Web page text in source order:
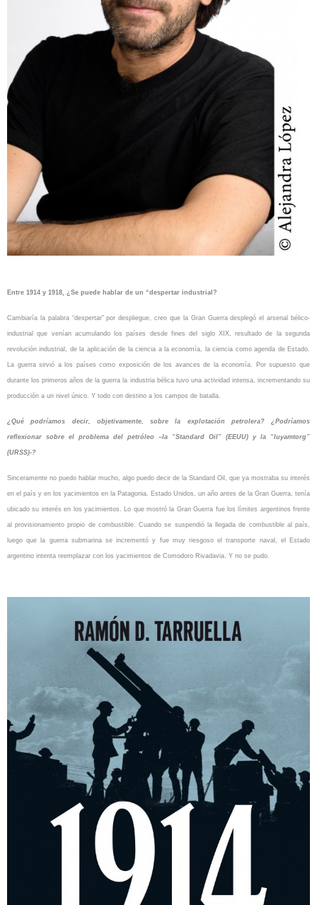
Entre 1914 y 1918, ¿Se puede hablar de un “despertar industrial?
Cambiaría la palabra “despertar” por despliegue, creo que la Gran Guerra desplegó el arsenal bélico-
industrial que venían acumulando los países desde fines del siglo XIX, resultado de la segunda
revolución industrial, de la aplicación de la ciencia a la economía, la ciencia como agenda de Estado.
La guerra sirvió a los países como exposición de los avances de la economía. Por supuesto que
durante los primeros años de la guerra la industria bélica tuvo una actividad intensa, incrementando su
producción a un nivel único. Y todo con destino a los campos de batalla.
¿Qué podríamos decir, objetivamente, sobre la explotación petrolera? ¿Podríamos
reflexionar sobre el problema del petróleo –la “Standard Oil” (EEUU) y la “Iuyamtorg”
(URSS)-?
Sinceramente no puedo hablar mucho, algo puedo decir de la Standard Oil, que ya mostraba su interés
en el país y en los yacimientos en la Patagonia. Estado Unidos, un año antes de la Gran Guerra, tenía
ubicado su interés en los yacimientos. Lo que mostró la Gran Guerra fue los límites argentinos frente
al provisionamiento propio de combustible. Cuando se suspendió la llegada de combustible al país,
luego que la guerra submarina se incrementó y fue muy riesgoso el transporte naval, el Estado
argentino intenta reemplazar con los yacimientos de Comodoro Rivadavia. Y no se pudo.